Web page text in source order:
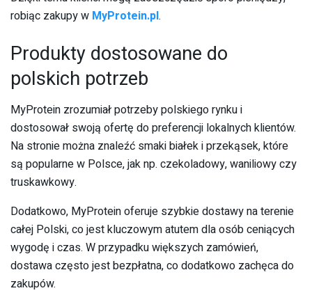
robiąc zakupy w MyProtein.pl.
Produkty dostosowane do
polskich potrzeb
MyProtein zrozumiał potrzeby polskiego rynku i
dostosował swoją ofertę do preferencji lokalnych klientów.
Na stronie można znaleźć smaki białek i przekąsek, które
są popularne w Polsce, jak np. czekoladowy, waniliowy czy
truskawkowy.
Dodatkowo, MyProtein oferuje szybkie dostawy na terenie
całej Polski, co jest kluczowym atutem dla osób ceniących
wygodę i czas. W przypadku większych zamówień,
dostawa często jest bezpłatna, co dodatkowo zachęca do
zakupów.